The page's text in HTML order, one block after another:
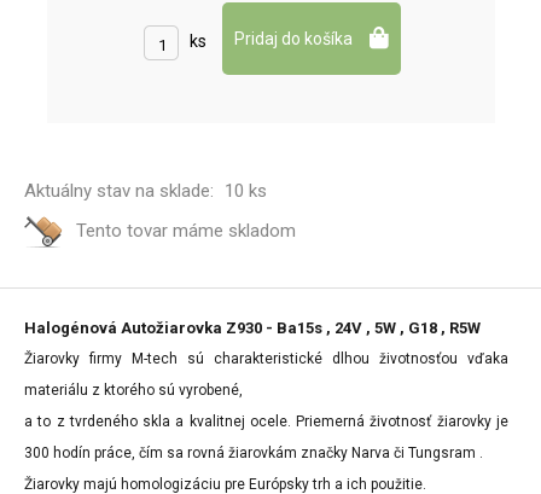
ks
Aktuálny stav na sklade:
10 ks
Tento tovar máme skladom
Halogénová Autožiarovka Z930 - Ba15s , 24V , 5W , G18 , R5W
Žiarovky firmy M-tech sú charakteristické dlhou životnosťou vďaka
materiálu z ktorého sú vyrobené,
a to z tvrdeného skla a kvalitnej ocele. Priemerná životnosť žiarovky je
300 hodín práce, čím sa rovná žiarovkám značky Narva či Tungsram .
Žiarovky majú homologizáciu pre Európsky trh a ich použitie.